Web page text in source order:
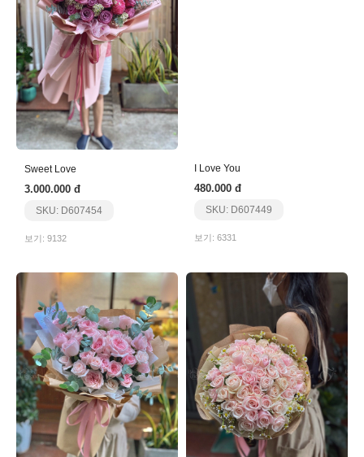
Sweet Love
3.000.000 đ
SKU: D607454
보기: 9132
I Love You
480.000 đ
SKU: D607449
보기: 6331